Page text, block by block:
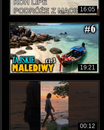
16:05
19:21
00:12